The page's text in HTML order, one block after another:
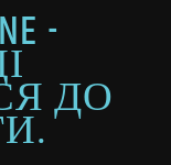
-
ДО